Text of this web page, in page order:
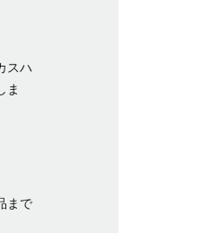
スハ
ま
まで